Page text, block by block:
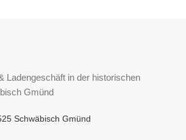
Ladengeschäft in der historischen
Gmünd
Schwäbisch Gmünd